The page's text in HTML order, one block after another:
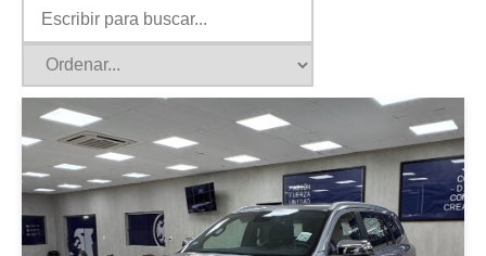
Ford|2026
FORD EVEREST 2.3 4X4 2026
GRIS
USD 72900